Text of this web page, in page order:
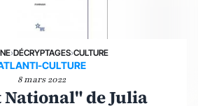
›DÉCRYPTAGES›CULTURE
CULTURE
8 mars 2022
de Julia